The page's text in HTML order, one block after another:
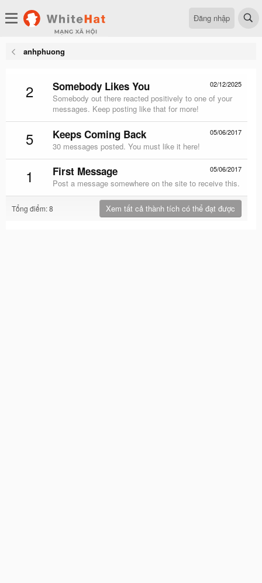
Đăng nhập
anhphuong
2 02/12/2025
Somebody Likes You
Somebody out there reacted positively to one of your
messages. Keep posting like that for more!
5 05/06/2017
Keeps Coming Back
30 messages posted. You must like it here!
1 05/06/2017
First Message
Post a message somewhere on the site to receive this.
Tổng điểm: 8 Xem tất cả thành tích có thể đạt được